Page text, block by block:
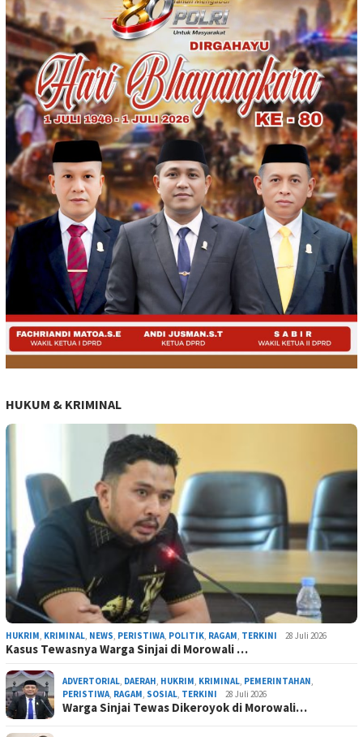
HUKUM & KRIMINAL
HUKRIM, KRIMINAL, NEWS, PERISTIWA, POLITIK, RAGAM, TERKINI 28 Juli 2026
Kasus Tewasnya Warga Sinjai di Morowali …
ADVERTORIAL, DAERAH, HUKRIM, KRIMINAL, PEMERINTAHAN,
PERISTIWA, RAGAM, SOSIAL, TERKINI 28 Juli 2026
Warga Sinjai Tewas Dikeroyok di Morowali…